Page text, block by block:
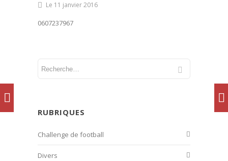
Le 11 janvier 2016
0607237967
RUBRIQUES
Challenge de football
Divers